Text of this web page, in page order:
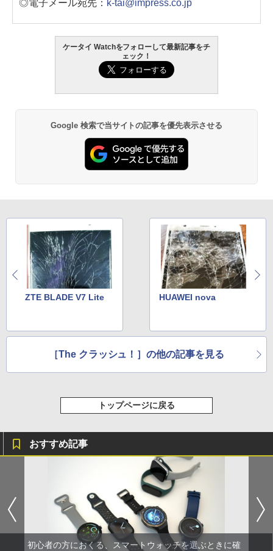
◎電子メール宛先： k-tai@impress.co.jp
ケータイ Watchをフォローして最新記事をチ
ェック！
Google 検索で当サイトの記事を優先表示させる
ZTE BLADE V7 Lite HUAWEI nova
［The クラッシュ！］の他の記事を見る
トップページに戻る
おすすめ記事
初心者の方におくる、スマートウォッチを選ぶときに確